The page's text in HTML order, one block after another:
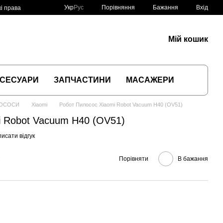
права
УкрРус Порівняння Бажання Вхід
Мій кошик
ЗАПЧАСТИНИ МАСАЖЕРИ
Xiaomi Робот Пилосос Xiaomi Robot Vacuum H40 (OV51)
Vacuum H40 (OV51)
відгук
Порівняти В бажання